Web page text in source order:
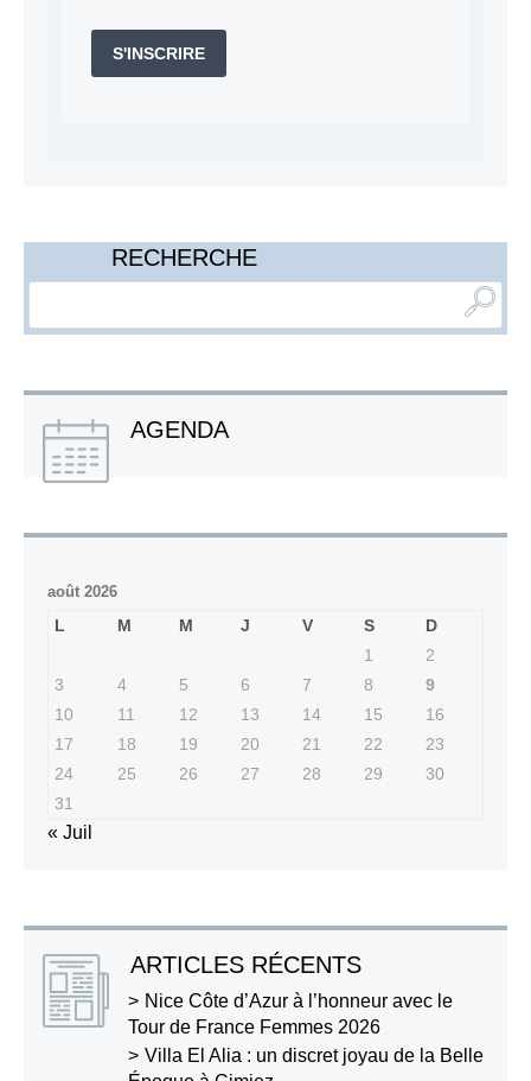
S'INSCRIRE
RECHERCHE
AGENDA
août 2026
L M M J V S
D
1
2
3
4 5 6 7 8
9
10
11 12 13 14 15
16
17
18 19 20 21 22
23
24
25 26 27 28 29
30
31
« Juil
ARTICLES RÉCENTS
Nice Côte d’Azur à l’honneur avec le
Tour de France Femmes 2026
Villa El Alia : un discret joyau de la Belle